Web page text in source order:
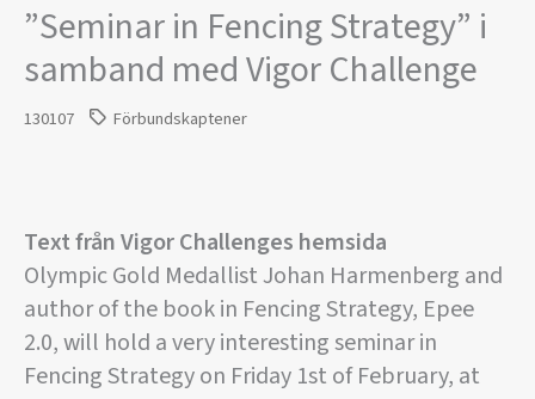
”Seminar in Fencing Strategy” i
samband med Vigor Challenge
130107 Förbundskaptener
Text från Vigor Challenges hemsida
Olympic Gold Medallist Johan Harmenberg and
author of the book in Fencing Strategy, Epee
2.0, will hold a very interesting seminar in
Fencing Strategy on Friday 1st of February, at